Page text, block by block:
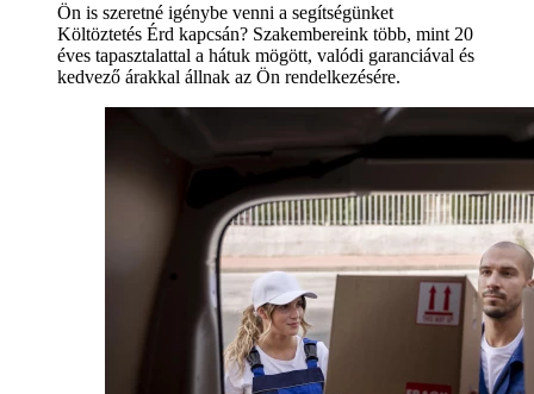
Ön is szeretné igénybe venni a segítségünket
Költöztetés Érd kapcsán? Szakembereink több, mint 20
éves tapasztalattal a hátuk mögött, valódi garanciával és
kedvező árakkal állnak az Ön rendelkezésére.